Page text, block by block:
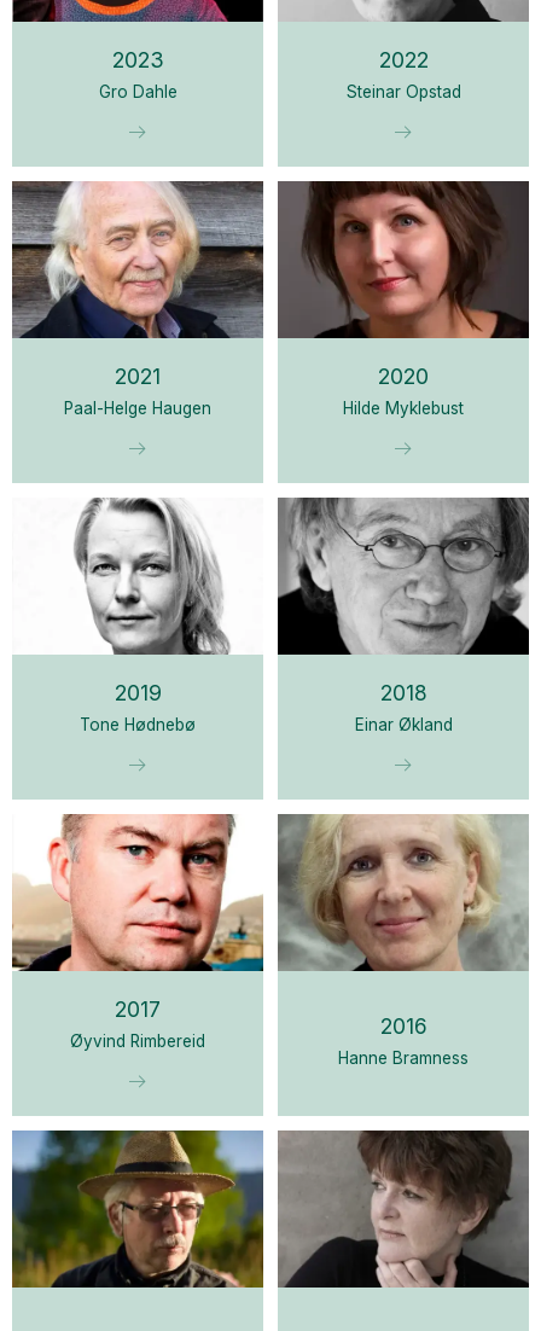
2023
Gro Dahle
2022
Steinar Opstad
2021
Paal-Helge Haugen
2020
Hilde Myklebust
2019
Tone Hødnebø
2018
Einar Økland
2017
Øyvind Rimbereid
2016
Hanne Bramness